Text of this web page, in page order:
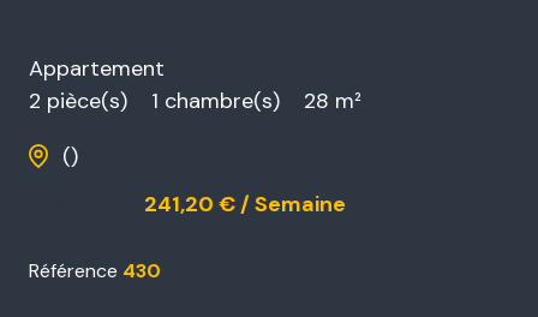
Appartement
2 pièce(s)
1 chambre(s)
28 m²
()
241,20 € / Semaine
Référence 430